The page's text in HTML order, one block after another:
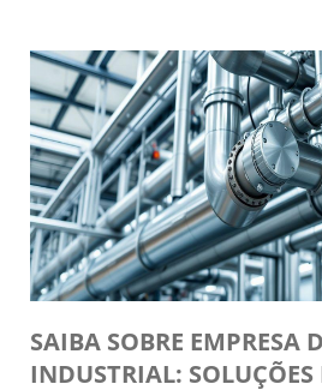
SAIBA SOBRE EMPRESA
INDUSTRIAL: